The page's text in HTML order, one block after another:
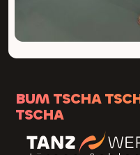
BUM TSCHA
TSCHA